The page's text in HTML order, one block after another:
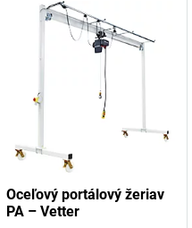
Oceľový portálový žeriav
PA – Vetter